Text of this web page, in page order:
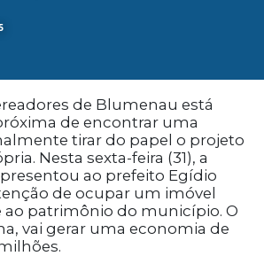
de Blumenau está
de encontrar uma
tirar do papel o projeto
Nesta sexta-feira (31), a
ao prefeito Egídio
de ocupar um imóvel
ao patrimônio do município. O
vai gerar uma economia de